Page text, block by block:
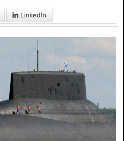
LinkedIn